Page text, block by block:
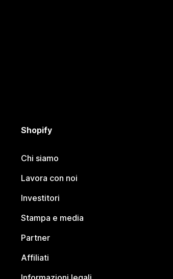
Shopify
Chi siamo
Lavora con noi
Investitori
Stampa e media
Partner
Affiliati